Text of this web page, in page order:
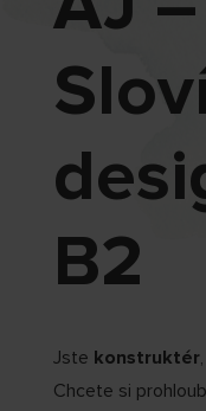
B2
Jste konstruktér,
Chcete si